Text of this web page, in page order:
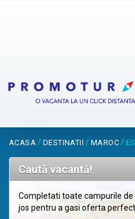
ACASA / DESTINATII / MAROC /
Caută vacantă!
Completati toate campurile de
jos pentru a gasi oferta